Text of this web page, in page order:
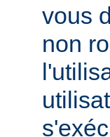
vous
non